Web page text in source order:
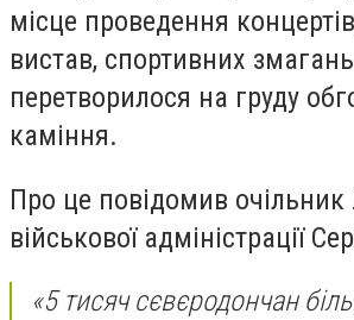
місце проведення
вистав, спортивних
перетворилося на груду
каміння.
Про це повідомив очільник
військової адміністрації
«5 тисяч сєвєродончан